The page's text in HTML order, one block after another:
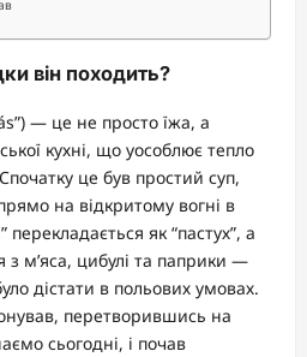
він походить?
— це не просто їжа, а
кухні, що уособлює тепло
це був простий суп,
на відкритому вогні в
перекладається як “пастух”, а
з м’яса, цибулі та паприки —
дістати в польових умовах.
перетворившись на
сьогодні, і почав